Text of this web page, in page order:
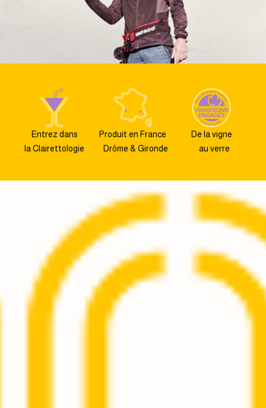
Entrez dans
la Clairettologie
Produit en France
Drôme & Gironde
De la vigne
au verre